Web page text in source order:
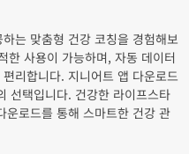
는 맞춤형 건강 코칭을 경험해보
한 사용이 가능하며, 자동 데이터
리합니다. 지니어트 앱 다운로드
선택입니다. 건강한 라이프스타
운로드를 통해 스마트한 건강 관